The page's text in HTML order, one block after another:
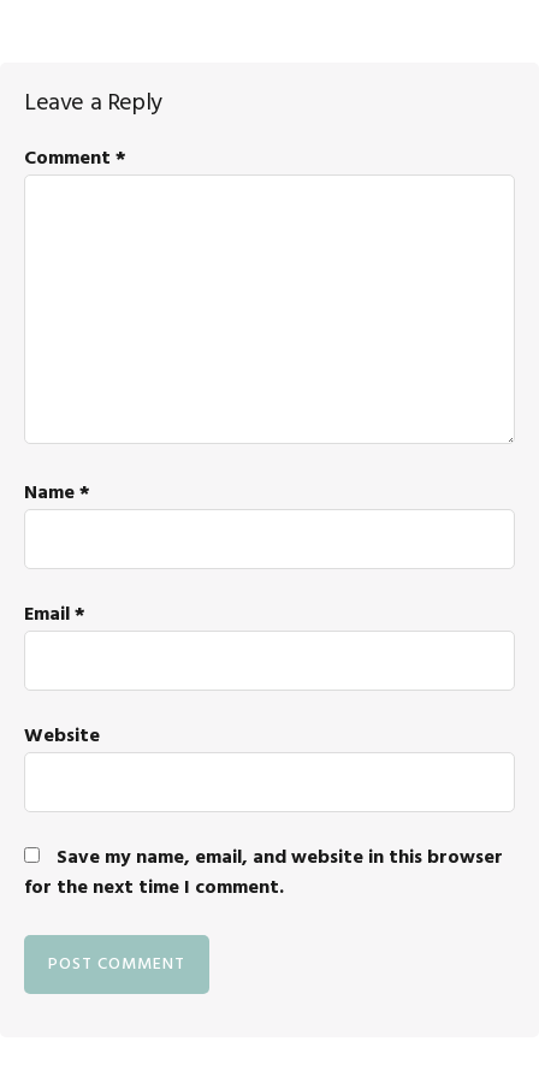
Reader
Interactions
Leave a Reply
Comment*
Name*
Email*
Website
Save my name, email, and website in this browser
for the next time I comment.